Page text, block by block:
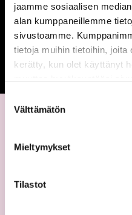
jaamme sosiaalisen
alan kumppaneillemme
sivustoamme.
tietoja muihin tietoihin, joita
kerätty, kun olet käyttänyt
Suostumuksen
valinta
Välttämätön
Mieltymykset
Tilastot
Anna